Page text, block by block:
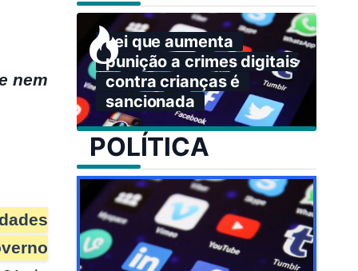
nem
Lei que aumenta
punição a crimes digitais
contra crianças é
sancionada
POLÍTICA